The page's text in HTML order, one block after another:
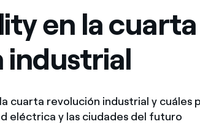
a la
Colombia
Iberia
México
en la cuarta
industrial
cuarta revolución industrial y cuáles
eléctrica y las ciudades del futuro